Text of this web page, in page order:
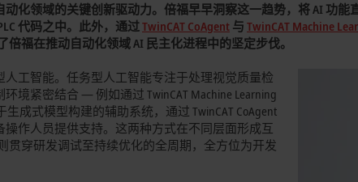
化领域的关键创新驱动力。倍福早早洞察这一趋势，将 AI 功能
代码之中。此外，通过TwinCAT CoAgent 与 TwinCAT Machine
福在推动自动化领域 AI 民主化进程中的坚定步伐。
工智能。任务型人工智能专注于处理视觉质量检
紧密结合 — 例如通过 TwinCAT Machine Learning
成式模型构建的辅助系统，通过 TwinCAT CoAgent
作人员提供支持。这两种方式在不同层面形成互
贯穿研发调试至持续优化的全周期，全方位为开发